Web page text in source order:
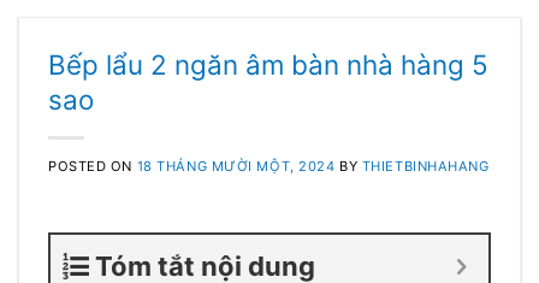
Bếp lẩu 2 ngăn âm bàn nhà hàng 5
sao
POSTED ON 18 THÁNG MƯỜI MỘT, 2024 BY THIETBINHAHANG
Tóm tắt nội dung